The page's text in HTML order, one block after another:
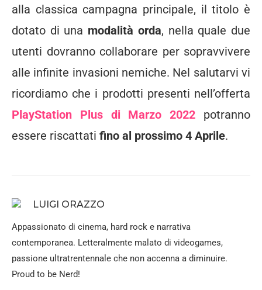
alla classica campagna principale, il titolo è
dotato di una modalità orda, nella quale due
utenti dovranno collaborare per sopravvivere
alle infinite invasioni nemiche. Nel salutarvi vi
ricordiamo che i prodotti presenti nell’offerta
PlayStation Plus di Marzo 2022 potranno
essere riscattati fino al prossimo 4 Aprile.
LUIGI ORAZZO
Appassionato di cinema, hard rock e narrativa
contemporanea. Letteralmente malato di videogames,
passione ultratrentennale che non accenna a diminuire.
Proud to be Nerd!